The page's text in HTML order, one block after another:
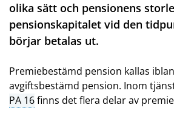
olika sätt och pensionens
pensionskapitalet vid den
börjar betalas ut.
Premiebestämd pension kallas
avgiftsbestämd pension. Inom
PA 16finns det flera delar av